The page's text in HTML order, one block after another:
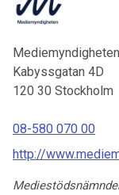
Mediemyndigheten
Kabyssgatan 4D
120 30 Stockholm
08-580 070 00
http://